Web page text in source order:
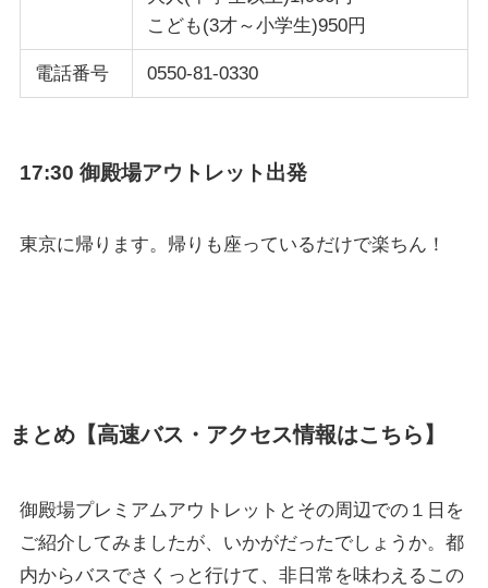
こども(3才～小学生)950円
電話番号 0550-81-0330
17:30 御殿場アウトレット出発
東京に帰ります。帰りも座っているだけで楽ちん！
まとめ【高速バス・アクセス情報はこちら】
御殿場プレミアムアウトレットとその周辺での１日を
ご紹介してみましたが、いかがだったでしょうか。都
内からバスでさくっと行けて、非日常を味わえるこの